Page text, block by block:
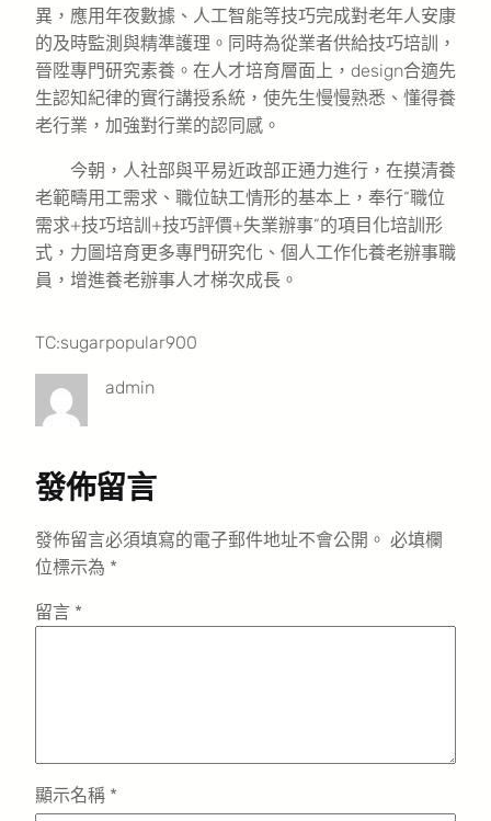
異，應用年夜數據、人工智能等技巧完成對老年人安康
的及時監測與精準護理。同時為從業者供給技巧培訓，
晉陞專門研究素養。在人才培育層面上，design合適先
生認知紀律的實行講授系統，使先生慢慢熟悉、懂得養
老行業，加強對行業的認同感。
今朝，人社部與平易近政部正通力進行，在摸清養
老範疇用工需求、職位缺工情形的基本上，奉行“職位
需求+技巧培訓+技巧評價+失業辦事”的項目化培訓形
式，力圖培育更多專門研究化、個人工作化養老辦事職
員，增進養老辦事人才梯次成長。
TC:sugarpopular900
admin
發佈留言
發佈留言必須填寫的電子郵件地址不會公開。 必填欄
位標示為 *
留言 *
顯示名稱 *